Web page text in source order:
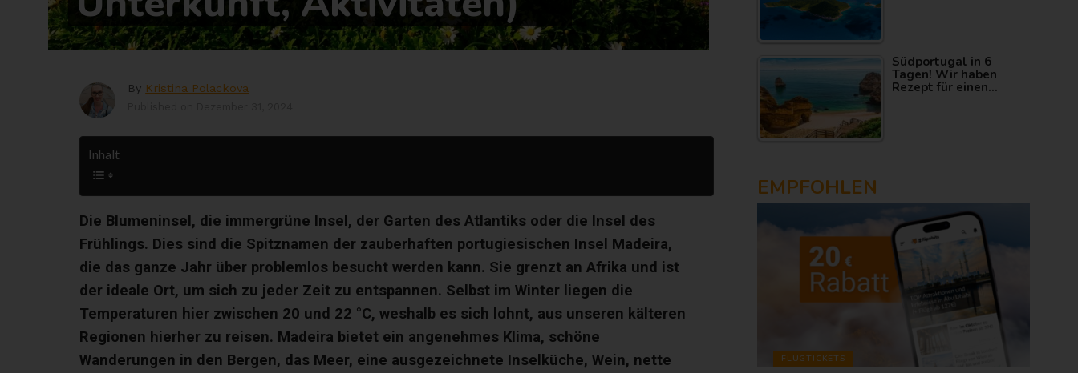
By Kristina Polackova
Inhalt
Die Blumeninsel, die immergrüne Insel, der Garten des Atlantiks oder die Insel des
Frühlings. Dies sind die Spitznamen der zauberhaften portugiesischen Insel Madeira,
die das ganze Jahr über problemlos besucht werden kann. Sie grenzt an Afrika und ist
der ideale Ort, um sich zu jeder Zeit zu entspannen. Selbst im Winter liegen die
Temperaturen hier zwischen 20 und 22 °C, weshalb es sich lohnt, aus unseren kälteren
Regionen hierher zu reisen. Madeira bietet ein angenehmes Klima, schöne
Wanderungen in den Bergen, das Meer, eine ausgezeichnete Inselküche, Wein, nette
Südportugal in 6
Tagen! Wir haben
Rezept für einen…
EMPFOHLEN
FLUGTICKETS